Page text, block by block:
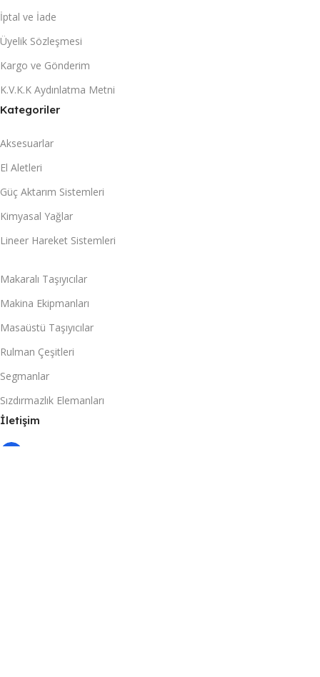
İptal ve İade
Üyelik Sözleşmesi
Kargo ve Gönderim
K.V.K.K Aydınlatma Metni
Kategoriler
Aksesuarlar
El Aletleri
Güç Aktarım Sistemleri
Kimyasal Yağlar
Lineer Hareket Sistemleri
Makaralı Taşıyıcılar
Makina Ekipmanları
Masaüstü Taşıyıcılar
Rulman Çeşitleri
Segmanlar
Sızdırmazlık Elemanları
İletişim